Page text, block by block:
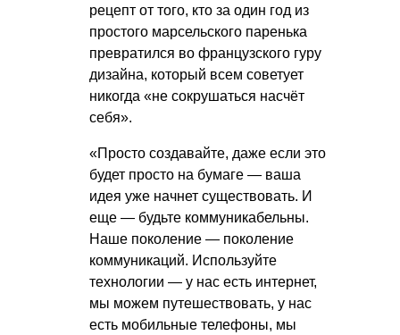
рецепт от того, кто за один год из
простого марсельского паренька
превратился во французского гуру
дизайна, который всем советует
никогда «не сокрушаться насчёт
себя».
«Просто создавайте, даже если это
будет просто на бумаге — ваша
идея уже начнет существовать. И
еще — будьте коммуникабельны.
Наше поколение — поколение
коммуникаций. Используйте
технологии — у нас есть интернет,
мы можем путешествовать, у нас
есть мобильные телефоны, мы